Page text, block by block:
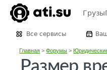
Грузы
Все сервисы
Главная >Форумы >